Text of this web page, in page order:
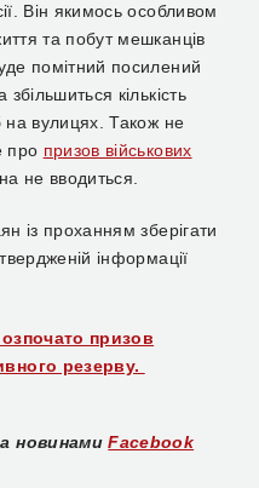
Він якимось особливом
та побут мешканців
помітний посилений
кількість
на вулицях. Також не
про призов військових
не вводиться.
із проханням зберігати
інформації
призов
резерву.
новинами Facebook